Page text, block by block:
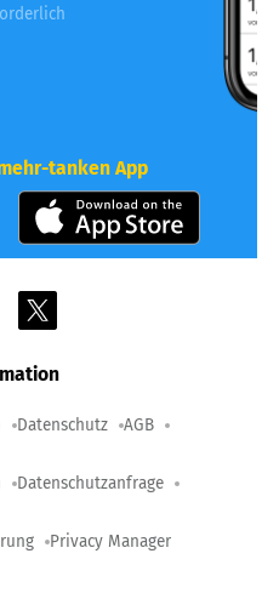
tanken App
Datenschutz AGB
Datenschutzanfrage
Privacy Manager